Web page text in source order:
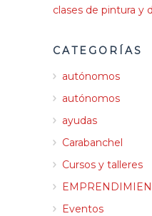
clases de pintura y
CATEGORÍAS
autónomos
autónomos
ayudas
Carabanchel
Cursos y talleres
Eventos